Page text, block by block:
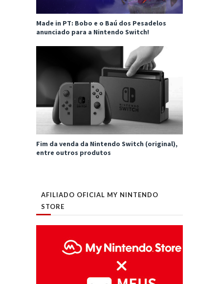
Made in PT: Bobo e o Baú dos Pesadelos
anunciado para a Nintendo Switch!
Fim da venda da Nintendo Switch (original),
entre outros produtos
AFILIADO OFICIAL MY NINTENDO
STORE